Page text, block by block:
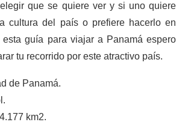
que se quiere ver y si uno quiere
cultura del país o prefiere hacerlo en
esta guía para viajar a Panamá espero
tu recorrido por este atractivo país.
de Panamá.
km2.